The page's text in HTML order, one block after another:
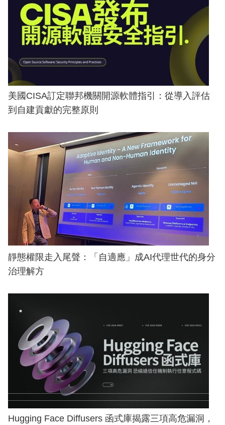
美國CISA訂定聯邦機關開源軟體指引：從導入評估
到自建貢獻的完整原則
靜態權限走入尾聲：「自適應」成AI代理世代的身分
治理解方
Hugging Face Diffusers 函式庫揭露三項高危漏洞，